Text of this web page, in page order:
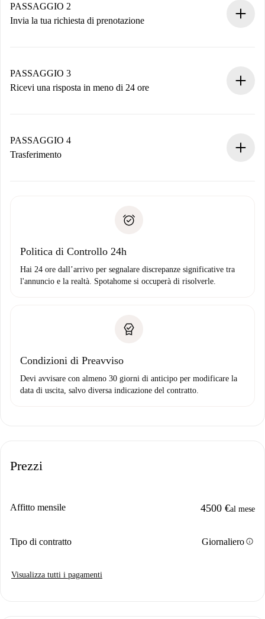
Hai tutte le informazioni necessarie in anticipo.
PASSAGGIO 2
Invia la tua richiesta di prenotazione
non accetta.
PASSAGGIO 3
Ricevi una risposta in meno di 24 ore
contatto con il proprietario.
Se rifiutata: non ti addebiteremo nulla e ti proporremo
Domiciliazione del pagamento
PASSAGGIO 4
Trasferimento
solo se non segnali problemi.
Politica di Controllo 24h
Hai 24 ore dall’arrivo per segnalare discrepanze significative tra
l'annuncio e la realtà. Spotahome si occuperà di risolverle.
Condizioni di Preavviso
Devi avvisare con almeno 30 giorni di anticipo per modificare la
data di uscita, salvo diversa indicazione del contratto.
Prezzi
Affitto mensile 4500 €al mese
Tipo di contratto Giornalieroinfo
Visualizza tutti i pagamenti